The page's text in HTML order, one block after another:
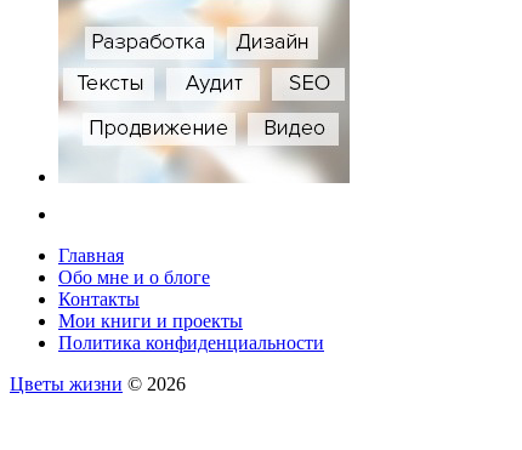
Главная
Обо мне и о блоге
Контакты
Мои книги и проекты
Политика конфиденциальности
Цветы жизни © 2026